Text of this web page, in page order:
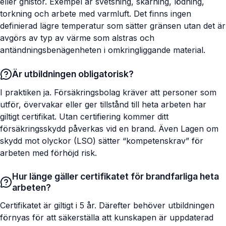
torkning och arbete med varmluft. Det finns ingen
definierad lägre temperatur som sätter gränsen utan det är
avgörs av typ av värme som alstras och
antändningsbenägenheten i omkringliggande material.
Är utbildningen obligatorisk?
I praktiken ja. Försäkringsbolag kräver att personer som
utför, övervakar eller ger tillstånd till heta arbeten har
giltigt certifikat. Utan certifiering kommer ditt
försäkringsskydd påverkas vid en brand. Även Lagen om
skydd mot olyckor (LSO) sätter “kompetenskrav” för
arbeten med förhöjd risk.
Hur länge gäller certifikatet för brandfarliga heta
arbeten?
Certifikatet är giltigt i 5 år. Därefter behöver utbildningen
förnyas för att säkerställa att kunskapen är uppdaterad